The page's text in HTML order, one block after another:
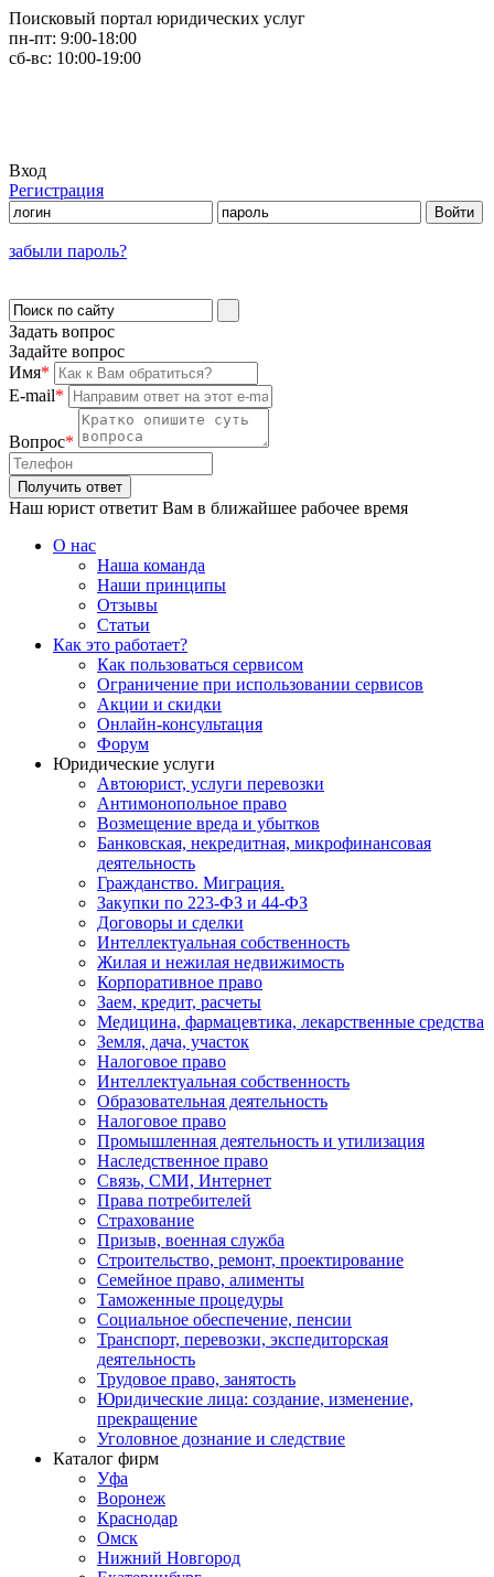
Поисковый портал юридических услуг
пн-пт: 9:00-18:00
сб-вс: 10:00-19:00
Вход
Регистрация
забыли пароль?
Задать вопрос
Задайте вопрос
Имя*
E-mail*
Вопрос*
Наш юрист ответит Вам в ближайшее рабочее время
О нас
Наша команда
Наши принципы
Отзывы
Статьи
Как это работает?
Как пользоваться сервисом
Ограничение при использовании сервисов
Акции и скидки
Онлайн-консультация
Форум
Юридические услуги
Автоюрист, услуги перевозки
Антимонопольное право
Возмещение вреда и убытков
Банковская, некредитная, микрофинансовая
деятельность
Гражданство. Миграция.
Закупки по 223-ФЗ и 44-ФЗ
Договоры и сделки
Интеллектуальная собственность
Жилая и нежилая недвижимость
Корпоративное право
Заем, кредит, расчеты
Медицина, фармацевтика, лекарственные средства
Земля, дача, участок
Налоговое право
Интеллектуальная собственность
Образовательная деятельность
Налоговое право
Промышленная деятельность и утилизация
Наследственное право
Связь, СМИ, Интернет
Права потребителей
Страхование
Призыв, военная служба
Строительство, ремонт, проектирование
Семейное право, алименты
Таможенные процедуры
Социальное обеспечение, пенсии
Транспорт, перевозки, экспедиторская
деятельность
Трудовое право, занятость
Юридические лица: создание, изменение,
прекращение
Уголовное дознание и следствие
Каталог фирм
Уфа
Воронеж
Краснодар
Омск
Нижний Новгород